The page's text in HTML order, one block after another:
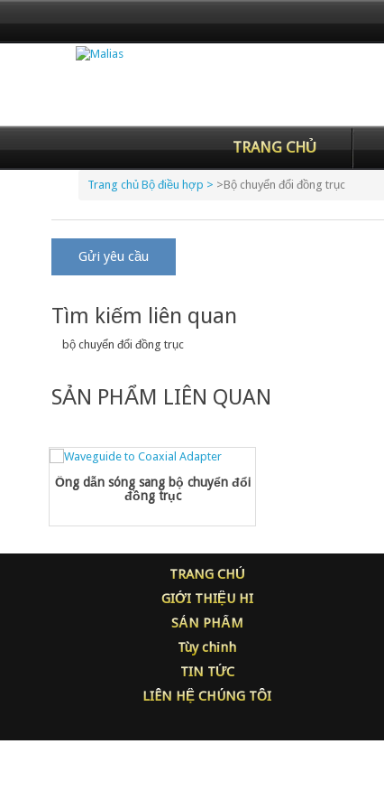
TRANG CHỦ
Trang chủ Bộ điều hợp > >Bộ chuyển đổi đồng trục
Gửi yêu cầu
Tìm kiếm liên quan
bộ chuyển đổi đồng trục
SẢN PHẨM LIÊN QUAN
Ống dẫn sóng sang bộ chuyển đổi
đồng trục
TRANG CHỦ
GIỚI THIỆU HI
SẢN PHẨM
Tùy chỉnh
TIN TỨC
LIÊN HỆ CHÚNG TÔI